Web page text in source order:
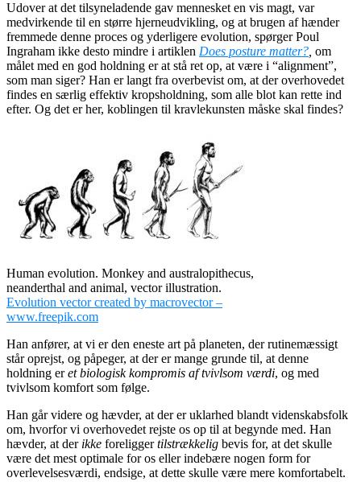
Udover at det tilsyneladende gav mennesket en vis magt, var
medvirkende til en større hjerneudvikling, og at brugen af hænder
fremmede denne proces og yderligere evolution, spørger Poul
Ingraham ikke desto mindre i artiklen Does posture matter? om
målet med en god holdning er at stå ret op, at være i “alignment”,
som man siger? Han er langt fra overbevist om, at der overhovedet
findes en særlig effektiv kropsholdning, som alle blot kan rette ind
efter. Og det er her, koblingen til kravlekunsten måske skal findes?
Human evolution. Monkey and australopithecus,
neanderthal and animal, vector illustration.
Evolution vector created by macrovector –
www.freepik.com
Han anfører, at vi er den eneste art på planeten, der rutinemæssigt
står oprejst, og påpeger, at der er mange grunde til, at denne
holdning eret biologisk kompromis af tvivlsom værdi, og med
tvivlsom komfort som følge.
Han går videre og hævder, at der er uklarhed blandt videnskabsfolk
om, hvorfor vi overhovedet rejste os op til at begynde med. Han
hævder, at der ikke foreliggertilstrækkelig bevis for, at det skulle
være det mest optimale for os eller indebære nogen form for
overlevelsesværdi, endsige, at dette skulle være mere komfortabelt.